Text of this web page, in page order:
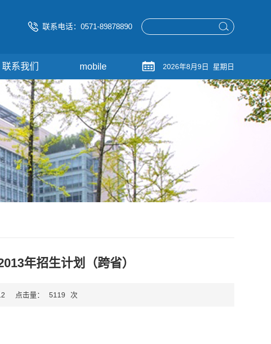
联系电话：0571-89878890
联系我们 mobile 2026年8月9日 星期日
年招生计划（跨省）
点击量： 5119 次